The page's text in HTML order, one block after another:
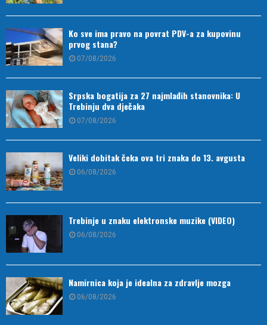
Ko sve ima pravo na povrat PDV-a za kupovinu
prvog stana?
07/08/2026
Srpska bogatija za 27 najmlađih stanovnika: U
Trebinju dva dječaka
07/08/2026
Veliki dobitak čeka ova tri znaka do 13. avgusta
06/08/2026
Trebinje u znaku elektronske muzike (VIDEO)
06/08/2026
Namirnica koja je idealna za zdravlje mozga
06/08/2026